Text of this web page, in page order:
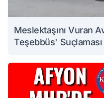
Meslektaşını Vuran
Teşebbüs' Suçlaması